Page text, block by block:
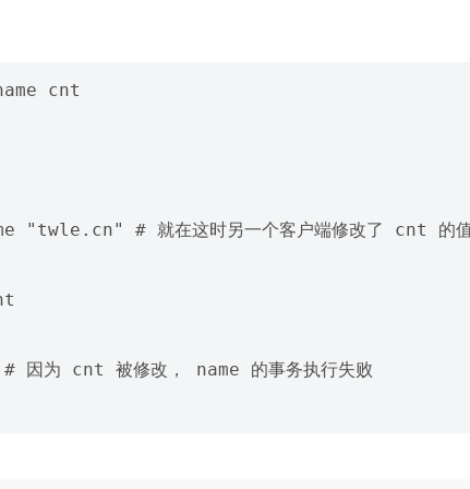
cnt
"twle.cn" # 就在这时另一个客户端修改了 cnt 的
为 cnt 被修改， name 的事务执行失败